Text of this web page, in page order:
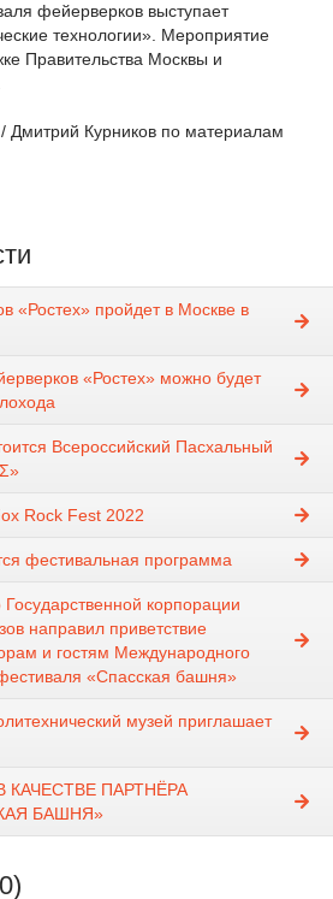
фейерверков выступает
технологии». Мероприятие
Правительства Москвы и
Дмитрий Курников по материалам
«Ростех» пройдет в Москве в
«Ростех» можно будет
Всероссийский Пасхальный
Rock Fest 2022
фестивальная программа
корпорации
направил приветствие
и гостям Международного
«Спасская башня»
музей приглашает
КАЧЕСТВЕ ПАРТНЁРА
БАШНЯ»